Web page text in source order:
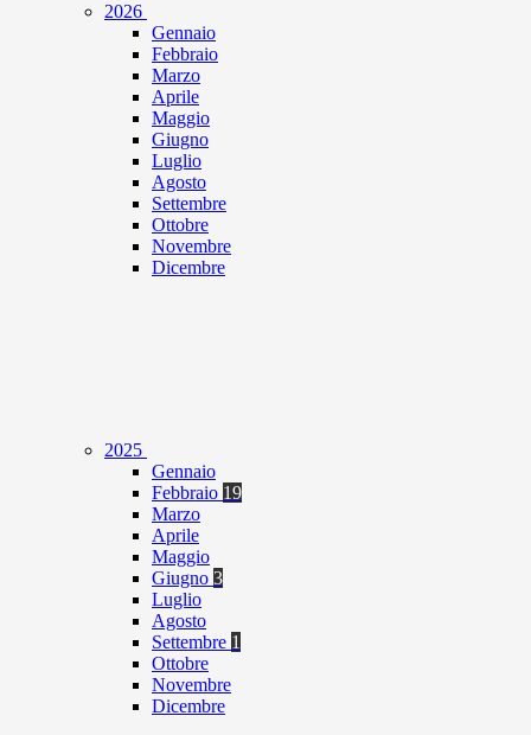
2026
Gennaio
Febbraio
Marzo
Aprile
Maggio
Giugno
Luglio
Agosto
Settembre
Ottobre
Novembre
Dicembre
2025
Gennaio
Febbraio 19
Marzo
Aprile
Maggio
Giugno 3
Luglio
Agosto
Settembre 1
Ottobre
Novembre
Dicembre